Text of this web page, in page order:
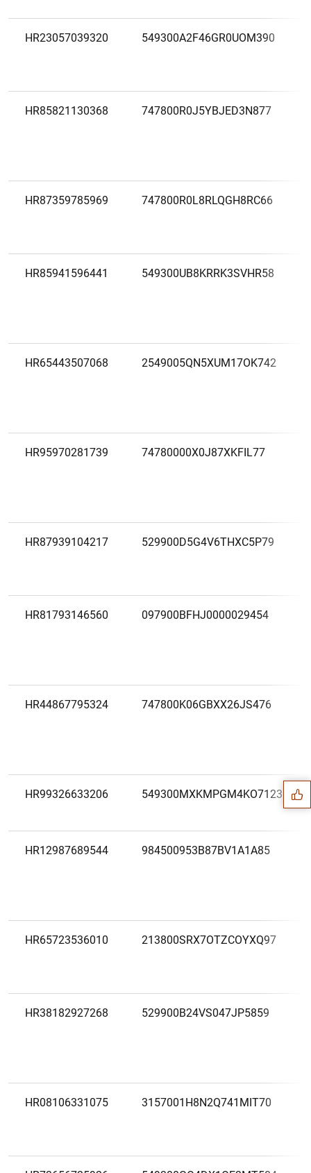
HR23057039320 549300A2F46GR0UOM390
HR85821130368 747800R0J5YBJED3N877
HR87359785969 747800R0L8RLQGH8RC66
HR85941596441 549300UB8KRRK3SVHR58
HR65443507068 2549005QN5XUM17OK742
HR95970281739 74780000X0J87XKFIL77
HR87939104217 529900D5G4V6THXC5P79
HR81793146560 097900BFHJ0000029454
HR44867795324 747800K06GBXX26JS476
HR99326633206 549300MXKMPGM4KO7123
HR12987689544 984500953B87BV1A1A85
HR65723536010 213800SRX7OTZCOYXQ97
HR38182927268 529900B24VS047JP5859
HR08106331075 3157001H8N2Q741MIT70
Sugerencias
1 2